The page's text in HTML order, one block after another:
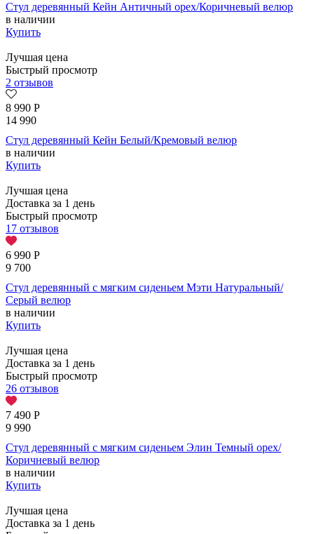
Стул деревянный Кейн Античный орех/Коричневый велюр
в наличии
Купить
Лучшая цена
Быстрый просмотр
2 отзывов
8 990 Р
14 990
Стул деревянный Кейн Белый/Кремовый велюр
в наличии
Купить
Лучшая цена
Доставка за 1 день
Быстрый просмотр
17 отзывов
6 990 Р
9 700
Стул деревянный с мягким сиденьем Мэти Натуральный/
Серый велюр
в наличии
Купить
Лучшая цена
Доставка за 1 день
Быстрый просмотр
26 отзывов
7 490 Р
9 990
Стул деревянный с мягким сиденьем Элин Темный орех/
Коричневый велюр
в наличии
Купить
Лучшая цена
Доставка за 1 день